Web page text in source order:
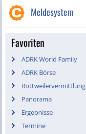
Meldesystem
Favoriten
ADRK World Family
ADRK Börse
Rottweilervermittlung
Panorama
Ergebnisse
Termine